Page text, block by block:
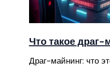
Что такое драг-
Драг-майнинг: что